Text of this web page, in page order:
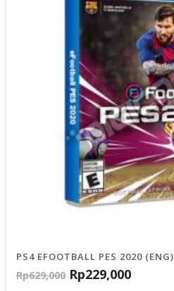
PS4 EFOOTBALL PES 2020 (ENG)
Rp629,000 Rp229,000